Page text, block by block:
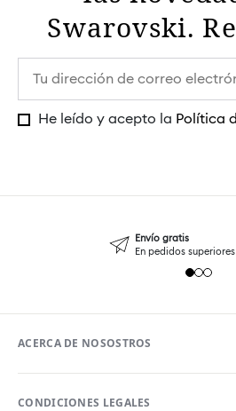
Swarovski.
He leído y acepto la Política
Envío gratis
En pedidos
ACERCA DE NOSOSTROS
CONDICIONES LEGALES